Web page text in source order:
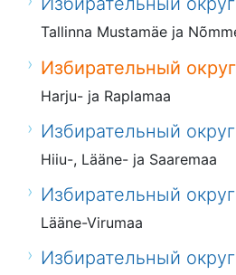
Tallinna Mustamäe ja
Избирательный
Harju- ja Raplamaa
Избирательный
Hiiu-, Lääne- ja Saaremaa
Избирательный
Lääne-Virumaa
Избирательный